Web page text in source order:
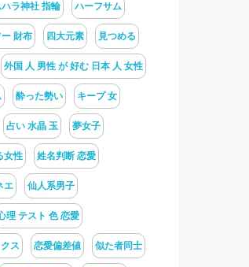
ラ神社 指輪 ハーフサム
財布 四大元素 見つめる
外国 人 男性 が 好む 日本 人 女性
酔った勢い キープ 女
占い 水晶 玉 夢女子
女性 姓名判断 恋愛
エ 仙人系男子
理 テスト 色 恋愛
ス 恋愛偏差値 似た者同士